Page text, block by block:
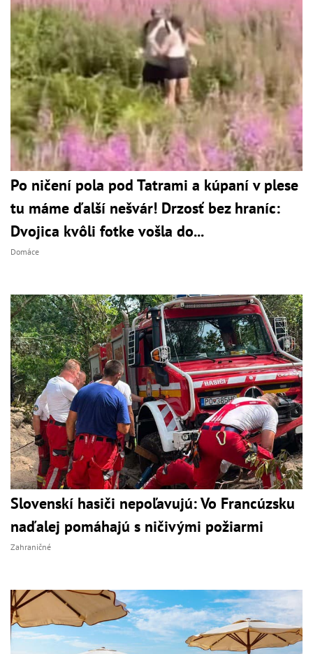
Po ničení pola pod Tatrami a kúpaní v plese
tu máme ďalší nešvár! Drzosť bez hraníc:
Dvojica kvôli fotke vošla do...
Domáce
Slovenskí hasiči nepoľavujú: Vo Francúzsku
naďalej pomáhajú s ničivými požiarmi
Zahraničné